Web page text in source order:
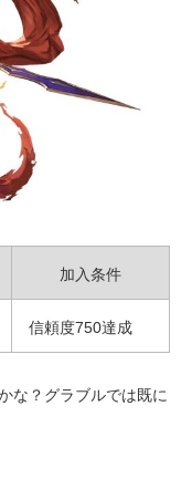
加入条件
信頼度750達成
な？グラブルでは既に